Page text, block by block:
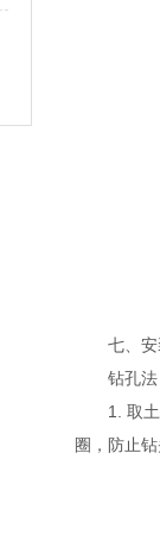
七、安
钻孔法
1. 取土钻
圈，防止